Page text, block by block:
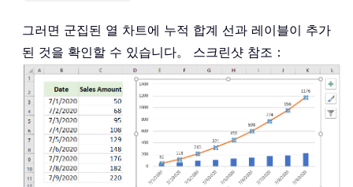
그러면 군집된 열 차트에 누적 합계 선과 레이블이 추가
된 것을 확인할 수 있습니다。 스크린샷 참조：